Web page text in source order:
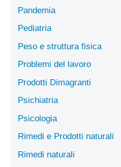
Pandemia
Pediatria
Peso e struttura fisica
Problemi del lavoro
Prodotti Dimagranti
Psichiatria
Psicologia
Rimedi e Prodotti naturali
Rimedi naturali